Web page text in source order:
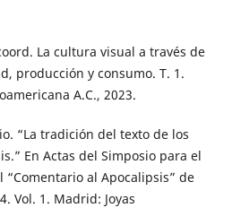
La cultura visual a través de
producción y consumo. T. 1.
A.C., 2023.
“La tradición del texto de los
En Actas del Simposio para el
al Apocalipsis” de
Vol. 1. Madrid: Joyas